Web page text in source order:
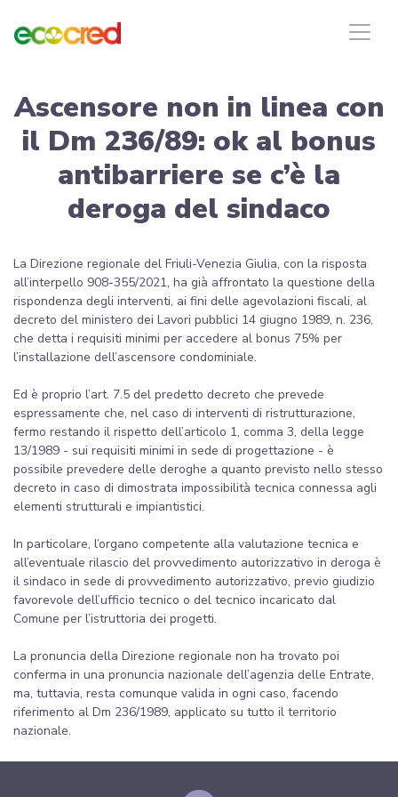
Ascensore non in linea con
il Dm 236/89: ok al bonus
antibarriere se c’è la
deroga del sindaco
La Direzione regionale del Friuli-Venezia Giulia, con la risposta
all’interpello 908-355/2021, ha già affrontato la questione della
rispondenza degli interventi, ai fini delle agevolazioni fiscali, al
decreto del ministero dei Lavori pubblici 14 giugno 1989, n. 236,
che detta i requisiti minimi per accedere al bonus 75% per
l’installazione dell’ascensore condominiale.
Ed è proprio l’art. 7.5 del predetto decreto che prevede
espressamente che, nel caso di interventi di ristrutturazione,
fermo restando il rispetto dell’articolo 1, comma 3, della legge
13/1989 - sui requisiti minimi in sede di progettazione - è
possibile prevedere delle deroghe a quanto previsto nello stesso
decreto in caso di dimostrata impossibilità tecnica connessa agli
elementi strutturali e impiantistici.
In particolare, l’organo competente alla valutazione tecnica e
all’eventuale rilascio del provvedimento autorizzativo in deroga è
il sindaco in sede di provvedimento autorizzativo, previo giudizio
favorevole dell’ufficio tecnico o del tecnico incaricato dal
Comune per l’istruttoria dei progetti.
La pronuncia della Direzione regionale non ha trovato poi
conferma in una pronuncia nazionale dell’agenzia delle Entrate,
ma, tuttavia, resta comunque valida in ogni caso, facendo
riferimento al Dm 236/1989, applicato su tutto il territorio
nazionale.